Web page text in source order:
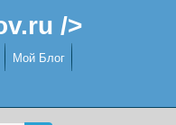
/>
Мой Блог